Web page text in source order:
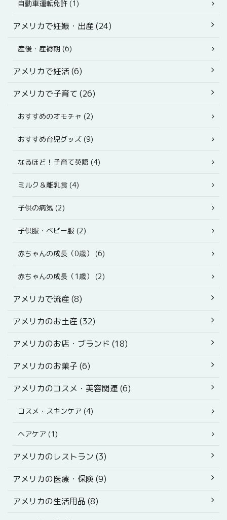
自動車運転免許 (1)
アメリカで妊娠・出産 (24)
産後・産褥期 (6)
アメリカで妊活 (6)
アメリカで子育て (26)
おすすめのオモチャ (2)
おすすめ育児グッズ (9)
なるほど！子育て英語 (4)
ミルク＆離乳食 (4)
子供の病気 (2)
子供服・ベビー服 (2)
赤ちゃんの成長（0歳） (6)
赤ちゃんの成長（1歳） (2)
アメリカで流産 (8)
アメリカのお土産 (32)
アメリカのお店・ブランド (18)
アメリカのお菓子 (6)
アメリカのコスメ・美容関連 (6)
コスメ・スキンケア (4)
ヘアケア (1)
アメリカのレストラン (3)
アメリカの医療・保険 (9)
アメリカの生活用品 (8)